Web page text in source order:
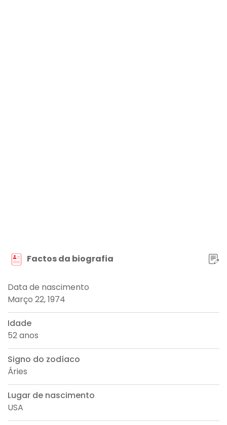
Factos da biografia
Data de nascimento
Março 22, 1974
Idade
52 anos
Signo do zodíaco
Áries
Lugar de nascimento
USA